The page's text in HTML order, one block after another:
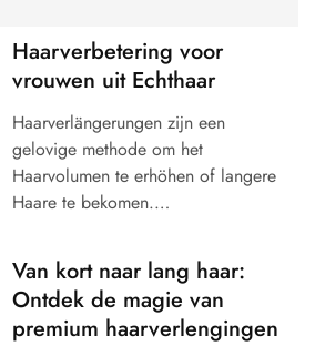
Haarverbetering voor
vrouwen uit Echthaar
Haarverlängerungen zijn een
gelovige methode om het
Haarvolumen te erhöhen of langere
Haare te bekomen.…
Van kort naar lang haar:
Ontdek de magie van
premium haarverlengingen